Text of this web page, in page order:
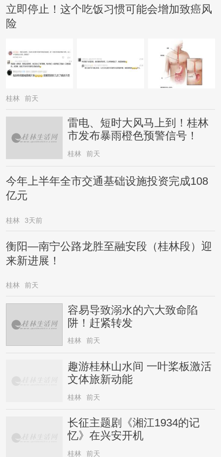
立即停止！这个吃饭习惯可能会增加致癌风
险
桂林 前天
雷电、短时大风马上到！桂林
市发布暴雨橙色预警信号！
桂林 前天
今年上半年全市交通基础设施投资完成108
亿元
桂林 3天前
衡阳—南宁公路龙胜至融安段（桂林段）迎
来新进展！
桂林 前天
容易导致溺水的六大致命陷
阱！赶紧转发
桂林 前天
趣游桂林山水间 一叶桨板激活
文体旅新动能
桂林 前天
长征主题剧《湘江1934的记
忆》在兴安开机
桂林 前天